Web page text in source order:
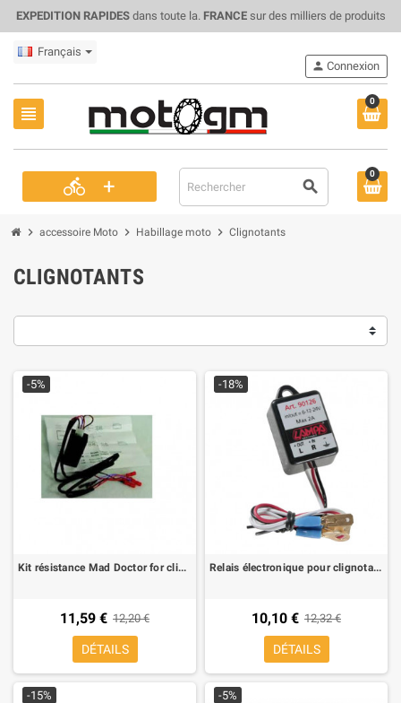
EXPEDITION RAPIDESdans toute la. FRANCEsur des milliers de produits
Français
view_headline
0
directions_bike + search
person Connexion
0
chevron_right accessoire Moto chevron_right Habillage moto chevron_right Clignotants
CLIGNOTANTS
-5%
Kit résistance Mad Doctor for clignotants a led
11,59 € 12,20 €
DÉTAILS
-18%
Relais électronique pour clignotants a led
10,10 € 12,32 €
DÉTAILS
-15% -5%